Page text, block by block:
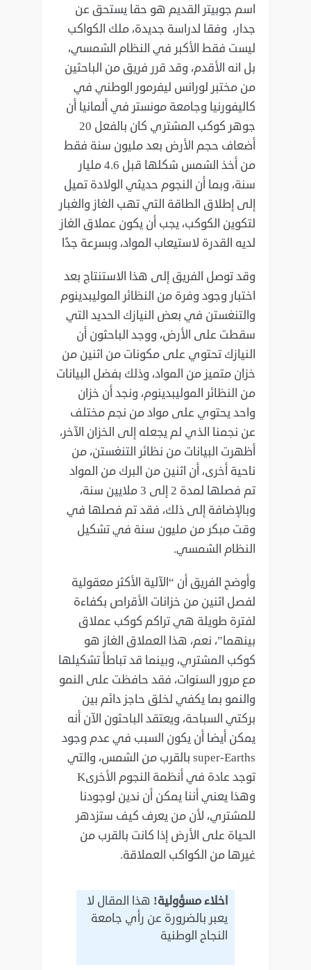
اسم جوبيتر القديم هو حقا يستحق عن
جدار، وفقا لدراسة جديدة، ملك الكواكب
ليست فقط الأكبر في النظام الشمسي،
بل انه الأقدم، وقد قرر فريق من الباحثين
من مختبر لورانس ليفرمور الوطني في
كاليفورنيا وجامعة مونستر في ألمانيا أن
جوهر كوكب المشتري كان بالفعل 20
أضعاف حجم الأرض بعد مليون سنة فقط
من أخذ الشمس شكلها قبل 4.6 مليار
سنة، وبما أن النجوم حديثي الولادة تميل
إلى إطلاق الطاقة التي تهب الغاز والغبار
لتكوين الكوكب، يجب أن يكون عملاق الغاز
لديه القدرة لاستيعاب المواد، وبسرعة جدًا
وقد توصل الفريق إلى هذا الاستنتاج بعد
اختبار وجود وفرة من النظائر الموليبدينوم
والتنغستن في بعض النيازك الحديد التي
سقطت على الأرض، ووجد الباحثون أن
النيازك تحتوي على مكونات من اثنين من
خزان متميز من المواد، وذلك بفضل البيانات
من النظائر الموليبدينوم، ونجد أن خزان
واحد يحتوي على مواد من نجم مختلف
عن نجمنا الذي لم يجعله إلى الخزان الآخر،
أظهرت البيانات من نظائر التنغستن، من
ناحية أخرى، أن اثنين من البرك من المواد
تم فصلها لمدة 2 إلى 3 ملايين سنة،
وبالإضافة إلى ذلك، فقد تم فصلها في
وقت مبكر من مليون سنة في تشكيل
النظام الشمسي.
وأوضح الفريق أن “الآلية الأكثر معقولية
لفصل اثنين من خزانات الأقراص بكفاءة
لفترة طويلة هي تراكم كوكب عملاق
بينهما”، نعم، هذا العملاق الغاز هو
كوكب المشتري، وبينما قد تباطأ تشكيلها
مع مرور السنوات، فقد حافظت على النمو
والنمو بما يكفي لخلق حاجز دائم بين
بركتي ​​السباحة، ويعتقد الباحثون الآن أنه
يمكن أيضا أن يكون السبب في عدم وجود
super-Earths بالقرب من الشمس، والتي
توجد عادة في أنظمة النجوم الأخرىK
وهذا يعني أننا يمكن أن ندين لوجودنا
للمشتري، لأن من يعرف كيف ستزدهر
الحياة على الأرض إذا كانت بالقرب من
غيرها من الكواكب العملاقة.
اخلاء مسؤولية! هذا المقال لا
يعبر بالضرورة عن رأي جامعة
النجاح الوطنية